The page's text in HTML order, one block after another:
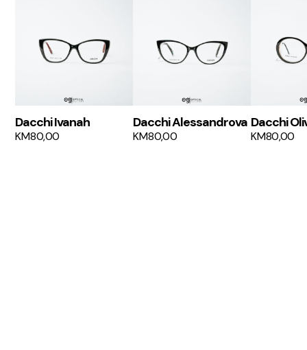
Dacchi Ivanah
KM80,00
Dacchi Alessandrova
KM80,00
Dacchi
KM80,00